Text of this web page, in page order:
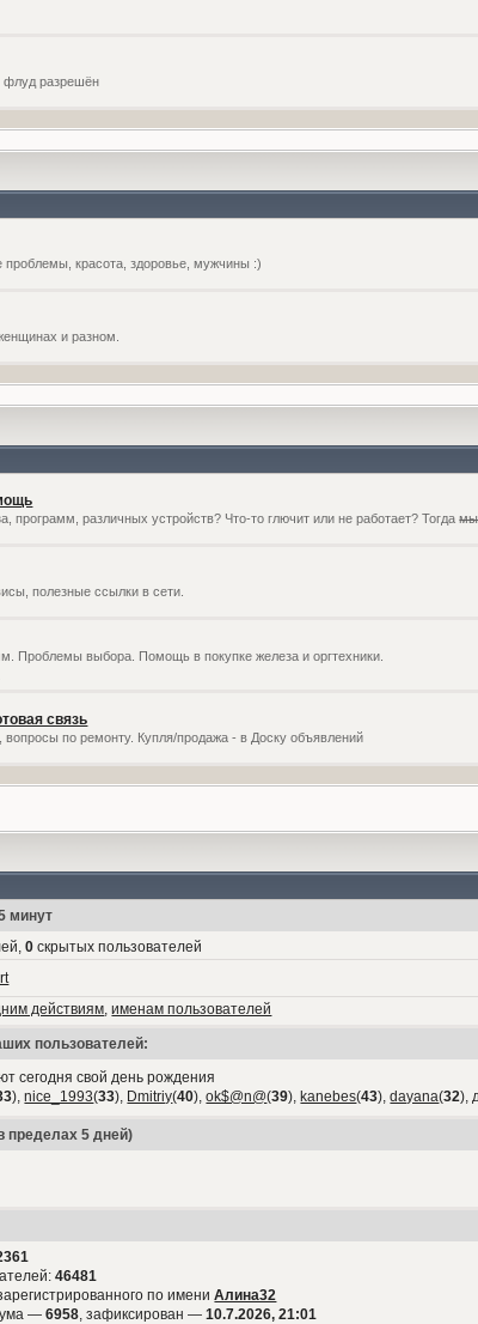
флуд разрешён
красота, здоровье, мужчины :)
и разном.
программ, различных устройств? Что-то глючит или не работает? Тогдамы
полезные ссылки в сети.
Проблемы выбора. Помощь в покупке железа и оргтехники.
связь
по ремонту. Купля/продажа - в Доску объявлений
минут
0 скрытых пользователей
действиям,именам пользователей
пользователей:
сегодня свой день рождения
),nice_1993(33), Dmitriy(40),ok$@n@(39), kanebes(43),dayana(32),
пределах 5 дней)
46481
по имениАлина32
—6958, зафиксирован —10.7.2026, 21:01